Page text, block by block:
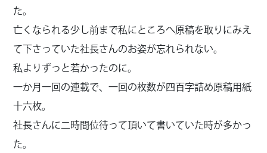
た。
亡くなられる少し前まで私にところへ原稿を取りにみえ
て下さっていた社長さんのお姿が忘れられない。
私よりずっと若かったのに。
一か月一回の連載で、一回の枚数が四百字詰め原稿用紙
十六枚。
社長さんに二時間位待って頂いて書いていた時が多かっ
た。